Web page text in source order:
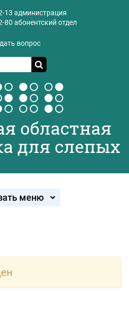
13 администрация
80 абонентский отдел
вопрос
областная
для слепых
меню